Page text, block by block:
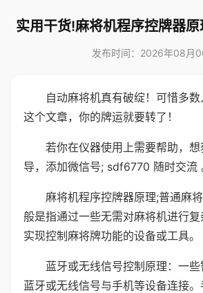
实用干货!麻将机程序控牌器
发布时间：2026年08月
自动麻将机真有破绽！可惜多数
这个文章，你的牌运就要转了！
若你在仪器使用上需要帮助，
导，添加微信号; sdf6770 随时交流
麻将机程序控牌器原理;普通麻
般是指通过一些无需对麻将机进行
实现控制麻将牌功能的设备或工具。
蓝牙或无线信号控制原理：一
蓝牙或无线信号与手机等设备连接